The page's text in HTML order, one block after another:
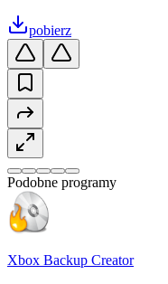
pobierz
Podobne programy
Xbox Backup Creator